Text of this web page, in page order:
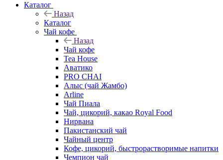
Каталог
Назад
Каталог
Чай кофе
Назад
Чай кофе
Tea House
Аватико
PRO CHAI
Алыс (чай Жамбо)
Arline
Чай Пиала
Чай, цикорий, какао Royal Food
Нирвана
Пакистанский чай
Чайный центр
Кофе, цикорий, быстрорастворимые напитки
Чемпион чай